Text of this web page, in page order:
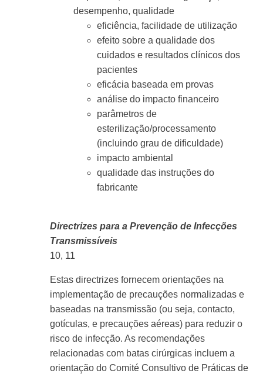
desempenho, qualidade
eficiência, facilidade de utilização
efeito sobre a qualidade dos
cuidados e resultados clínicos dos
pacientes
eficácia baseada em provas
análise do impacto financeiro
parâmetros de
esterilização/processamento
(incluindo grau de dificuldade)
impacto ambiental
qualidade das instruções do
fabricante
Directrizes para a Prevenção de Infecções
Transmissíveis
10, 11
Estas directrizes fornecem orientações na
implementação de precauções normalizadas e
baseadas na transmissão (ou seja, contacto,
gotículas, e precauções aéreas) para reduzir o
risco de infecção. As recomendações
relacionadas com batas cirúrgicas incluem a
orientação do Comité Consultivo de Práticas de